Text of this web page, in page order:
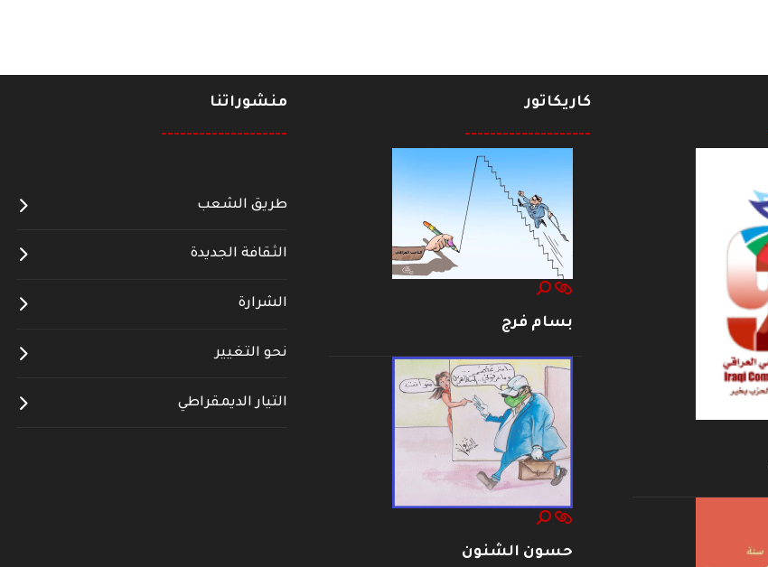
كاريكاتور
--------------------
بسام فرج
حسون الشنون
منشوراتنا
--------------------
طريق الشعب
الثقافة الجديدة
الشرارة
نحو التغيير
التيار الديمقراطي